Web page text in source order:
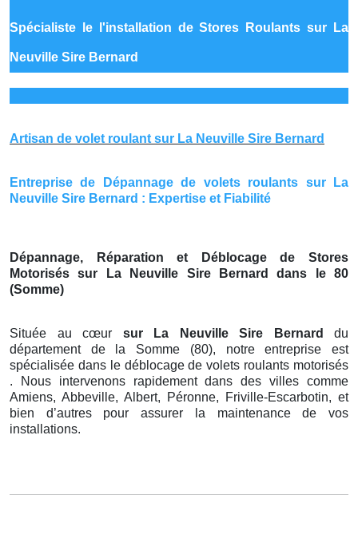
Spécialiste le l'installation de Stores Roulants sur La
Neuville Sire Bernard
Artisan de volet roulant sur La Neuville Sire Bernard
Entreprise de Dépannage de volets roulants sur La
Neuville Sire Bernard : Expertise et Fiabilité
Dépannage, Réparation et Déblocage de Stores
Motorisés sur La Neuville Sire Bernard dans le 80
(Somme)
Située au cœur sur La Neuville Sire Bernard du
département de la Somme (80), notre entreprise est
spécialisée dans le déblocage de volets roulants motorisés
. Nous intervenons rapidement dans des villes comme
Amiens, Abbeville, Albert, Péronne, Friville-Escarbotin, et
bien d’autres pour assurer la maintenance de vos
installations.